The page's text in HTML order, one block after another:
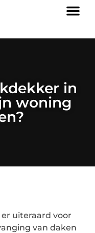
in
woning
uiteraard voor
van daken